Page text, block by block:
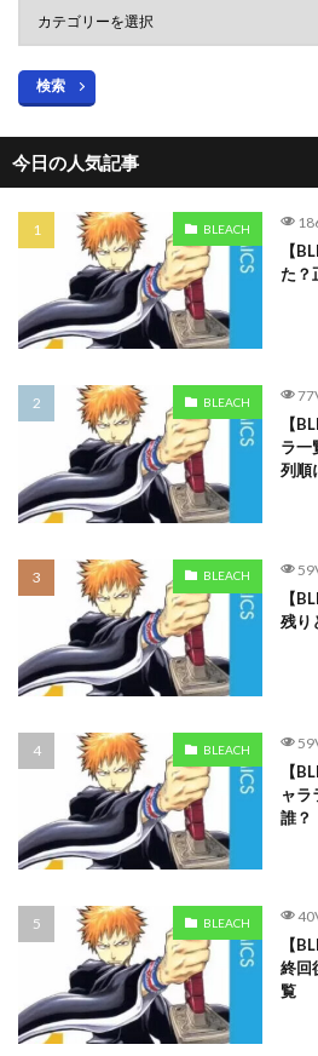
検索
今日の人気記事
BLEACH
【
た？
BLEACH
【
ラ一
列順
BLEACH
【
残り
BLEACH
【
ャラ
誰？
BLEACH
【
終回
覧